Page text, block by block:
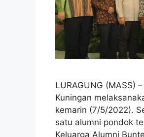
LURAGUNG (MASS)
Kuningan
kemarin (7/5/2022).
satu alumni pondok
Keluarga Alumni